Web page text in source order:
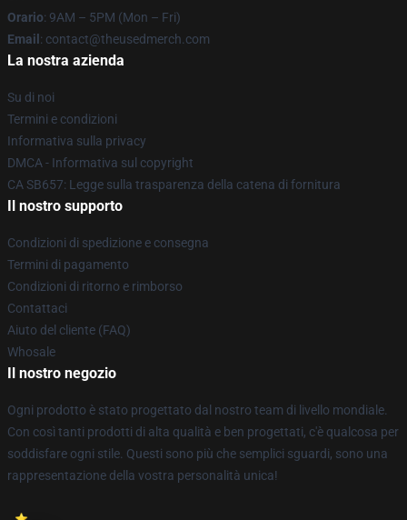
Orario: 9AM – 5PM (Mon – Fri)
Email : contact@theusedmerch.com
La nostra azienda
Su di noi
Termini e condizioni
Informativa sulla privacy
DMCA - Informativa sul copyright
CA SB657: Legge sulla trasparenza della catena di fornitura
Il nostro supporto
Condizioni di spedizione e consegna
Termini di pagamento
Condizioni di ritorno e rimborso
Contattaci
Aiuto del cliente (FAQ)
Whosale
Il nostro negozio
Ogni prodotto è stato progettato dal nostro team di livello mondiale.
Con così tanti prodotti di alta qualità e ben progettati, c'è qualcosa per
soddisfare ogni stile. Questi sono più che semplici sguardi, sono una
rappresentazione della vostra personalità unica!